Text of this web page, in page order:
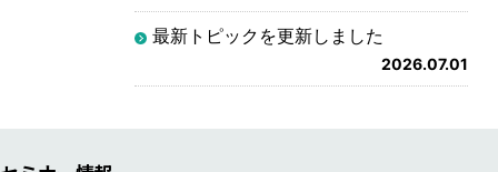
最新トピックを更新しました
2026.07.01